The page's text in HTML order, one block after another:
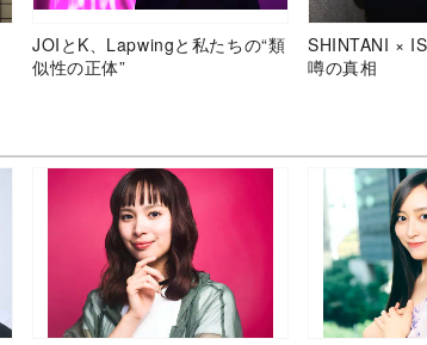
JOIとK、Lapwingと私たちの“類
似性の正体”
SHINTANI ×
噂の真相